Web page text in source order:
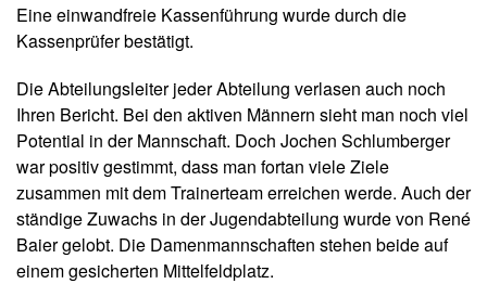
Eine einwandfreie Kassenführung wurde durch die
Kassenprüfer bestätigt.
Die Abteilungsleiter jeder Abteilung verlasen auch noch
Ihren Bericht. Bei den aktiven Männern sieht man noch viel
Potential in der Mannschaft. Doch Jochen Schlumberger
war positiv gestimmt, dass man fortan viele Ziele
zusammen mit dem Trainerteam erreichen werde. Auch der
ständige Zuwachs in der Jugendabteilung wurde von René
Baier gelobt. Die Damenmannschaften stehen beide auf
einem gesicherten Mittelfeldplatz.